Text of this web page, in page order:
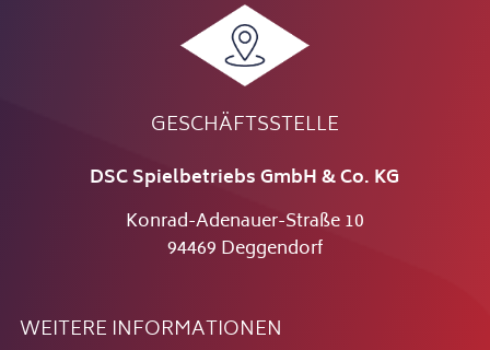
GESCHÄFTSSTELLE
DSC Spielbetriebs GmbH & Co. KG
Konrad-Adenauer-Straße 10
94469 Deggendorf
WEITERE INFORMATIONEN